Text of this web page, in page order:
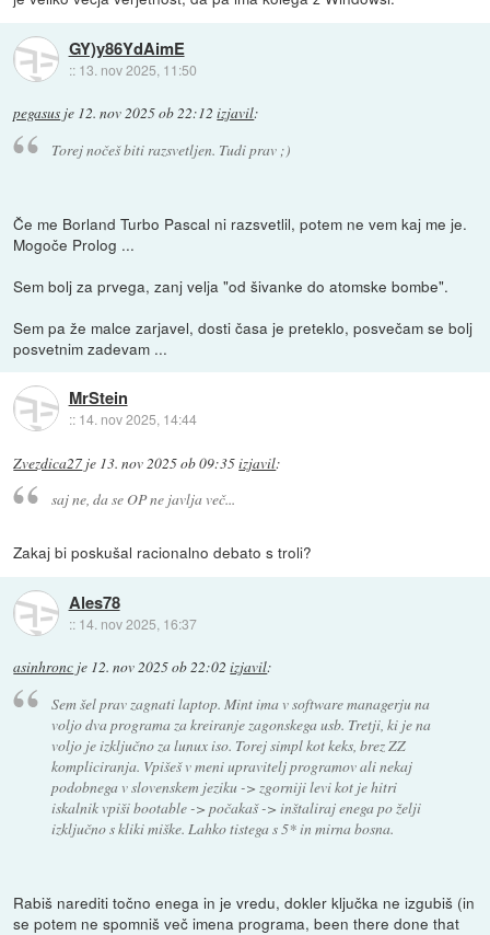
GY)y86YdAimE
:: 13. nov 2025, 11:50
pegasus je 12. nov 2025 ob 22:12 izjavil:
Torej nočeš biti razsvetljen. Tudi prav ;)
Če me Borland Turbo Pascal ni razsvetlil, potem ne vem kaj me je.
Mogoče Prolog ...
Sem bolj za prvega, zanj velja "od šivanke do atomske bombe".
Sem pa že malce zarjavel, dosti časa je preteklo, posvečam se bolj
posvetnim zadevam ...
MrStein
:: 14. nov 2025, 14:44
Zvezdica27 je 13. nov 2025 ob 09:35izjavil:
saj ne, da se OP ne javlja več...
Zakaj bi poskušal racionalno debato s troli?
Ales78
:: 14. nov 2025, 16:37
asinhronc je 12. nov 2025 ob 22:02 izjavil:
Sem šel prav zagnati laptop. Mint ima v software managerju na
voljo dva programa za kreiranje zagonskega usb. Tretji, ki je na
voljo je izključno za lunux iso. Torej simpl kot keks, brez ZZ
kompliciranja. Vpišeš v meni upravitelj programov ali nekaj
podobnega v slovenskem jeziku -> zgorniji levi kot je hitri
iskalnik vpiši bootable -> počakaš -> inštaliraj enega po želji
izključno s kliki miške. Lahko tistega s 5* in mirna bosna.
Rabiš narediti točno enega in je vredu, dokler ključka ne izgubiš (in
se potem ne spomniš več imena programa, been there done that